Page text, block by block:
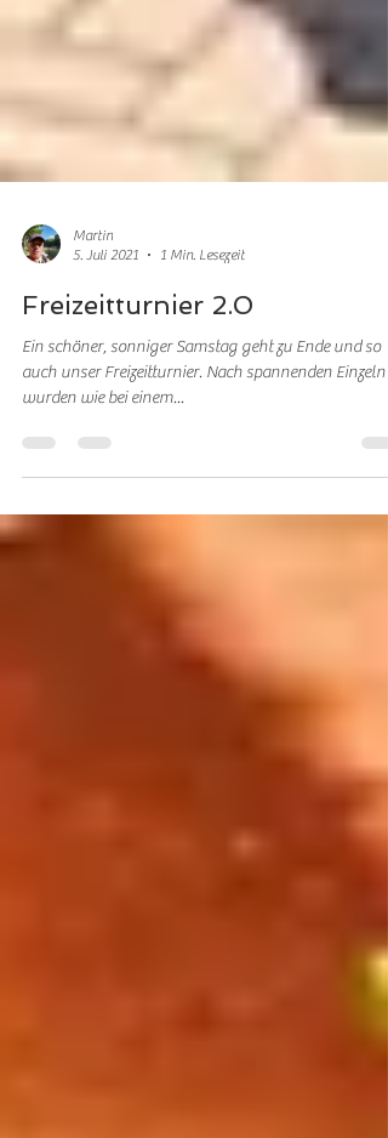
Martin
5. Juli 2021
1 Min. Lesezeit
Freizeitturnier 2.0
Ein schöner, sonniger Samstag geht zu Ende und so
auch unser Freizeitturnier. Nach spannenden Einzeln